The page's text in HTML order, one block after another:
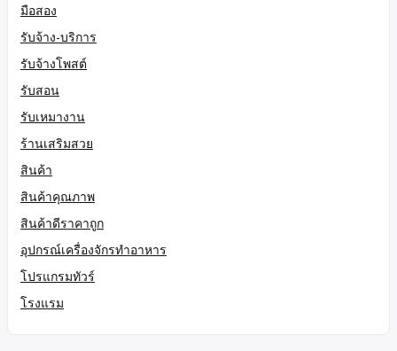
มือสอง
รับจ้าง-บริการ
รับจ้างโพสต์
รับสอน
รับเหมางาน
ร้านเสริมสวย
สินค้า
สินค้าคุณภาพ
สินค้าดีราคาถูก
อุปกรณ์เครื่องจักรทำอาหาร
โปรแกรมทัวร์
โรงแรม